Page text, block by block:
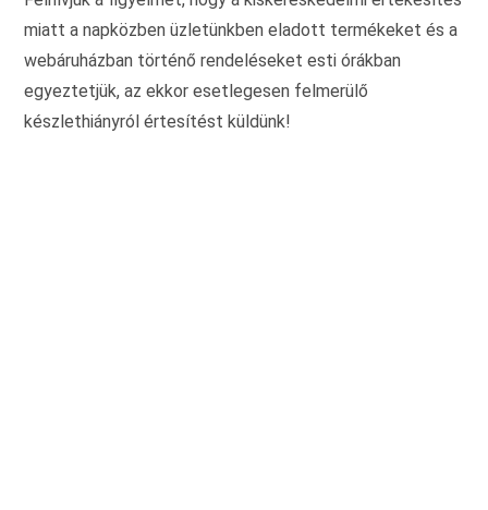
miatt a napközben üzletünkben eladott termékeket és a
webáruházban történő rendeléseket esti órákban
egyeztetjük, az ekkor esetlegesen felmerülő
készlethiányról értesítést küldünk!